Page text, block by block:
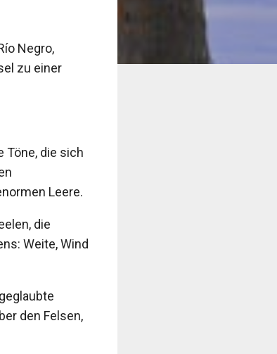
Negro,
zu einer
Töne, die sich
Leere.
die
Weite, Wind
den Felsen,